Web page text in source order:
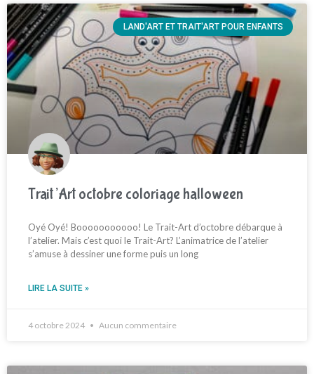
LAND'ART ET TRAIT'ART POUR ENFANTS
Trait’Art octobre coloriage halloween
Oyé Oyé! Booooooooooo! Le Trait-Art d’octobre débarque à
l’atelier. Mais c’est quoi le Trait-Art? L’animatrice de l’atelier
s’amuse à dessiner une forme puis un long
LIRE LA SUITE »
4 octobre 2024 Aucun commentaire